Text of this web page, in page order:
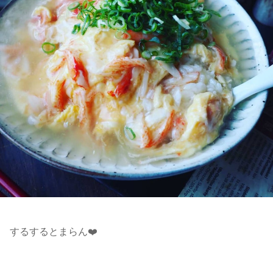
するするとまらん❤️